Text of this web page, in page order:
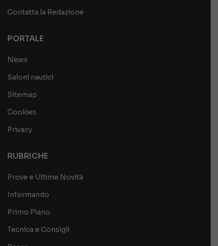
Contatta la Redazione
PORTALE
News
Saloni nautici
Sitemap
Cookies
Privacy
RUBRICHE
Prove e Ultime Novità
Informando
Primo Piano
Tecnica e Consigli